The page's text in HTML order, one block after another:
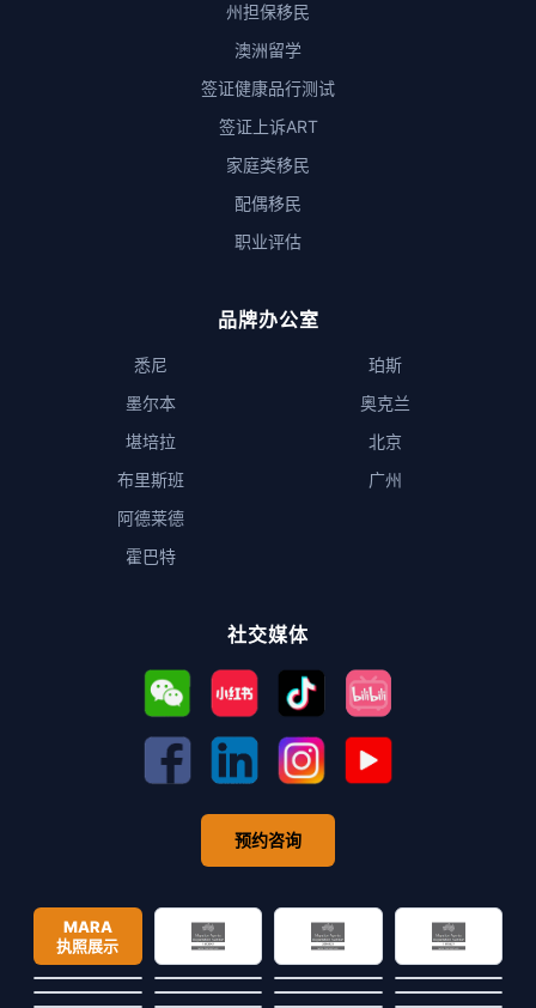
州担保移民
澳洲留学
签证健康品行测试
签证上诉ART
家庭类移民
配偶移民
职业评估
品牌办公室
悉尼
墨尔本
堪培拉
布里斯班
阿德莱德
霍巴特
珀斯
奥克兰
北京
广州
社交媒体
预约咨询
MARA
执照展示